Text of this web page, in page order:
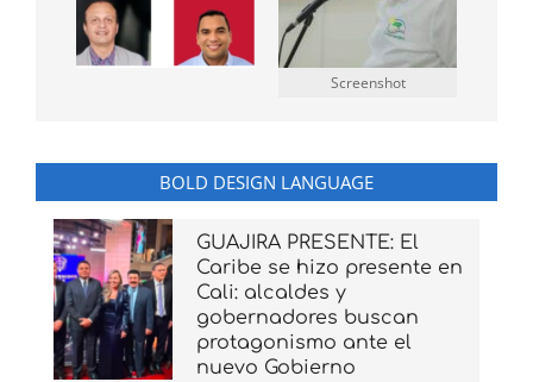
Screenshot
BOLD DESIGN LANGUAGE
GUAJIRA PRESENTE: El
Caribe se hizo presente en
Cali: alcaldes y
gobernadores buscan
protagonismo ante el
nuevo Gobierno